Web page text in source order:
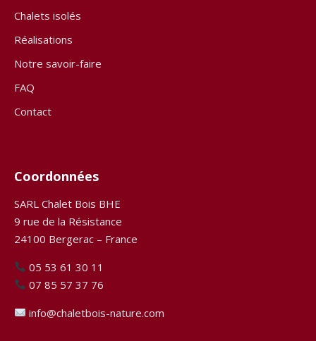
Chalets isolés
Réalisations
Notre savoir-faire
FAQ
Contact
Coordonnées
SARL Chalet Bois BHE
9 rue de la Résistance
24100 Bergerac – France
05 53 61 30 11
07 85 57 37 76
info@chaletbois-nature.com